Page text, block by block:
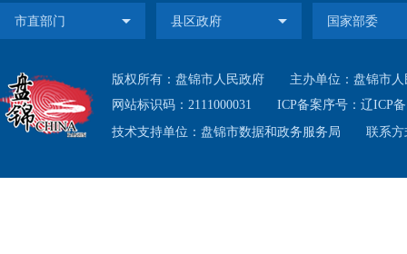
版权所有：盘锦市人民政府
主办单位：盘锦市
网站标识码：2111000031
ICP备案序号： 辽ICP
技术支持单位：盘锦市数据和政务服务局
联系方